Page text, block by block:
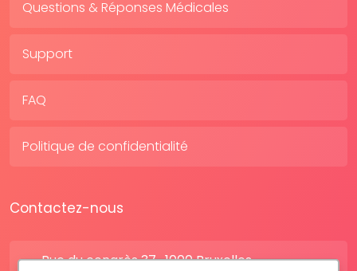
Questions & Réponses Médicales
Support
FAQ
Politique de confidentialité
Contactez-nous
Rue du congrès 37 , 1000 Bruxelles